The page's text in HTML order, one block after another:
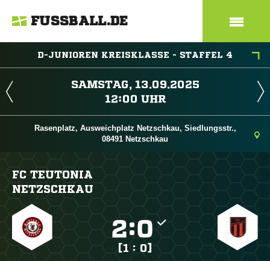
FUSSBALL.DE
D-JUNIOREN KREISKLASSE - STAFFEL 4
 
 
Rasenplatz, Ausweichplatz Netzschkau, Siedlungsstr.,
08491 Netzschkau
FC TEUTONIA
NETZSCHKAU
:
[1 : 0]